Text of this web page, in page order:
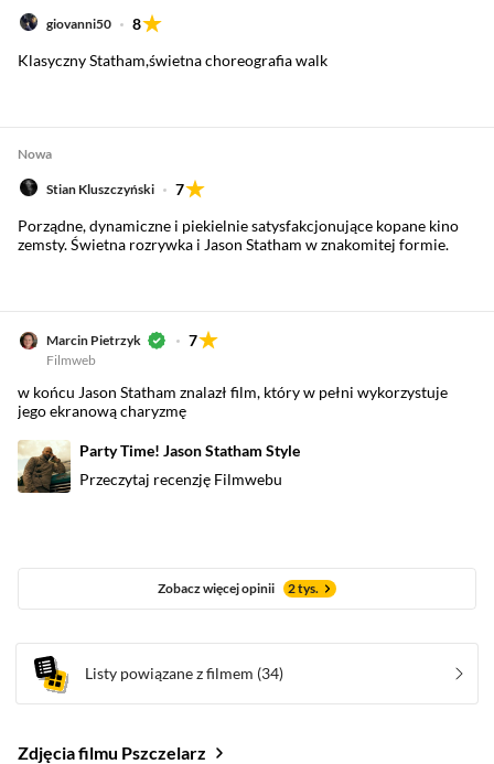
giovanni50
8
Klasyczny Statham,świetna choreografia walk
Nowa
Stian Kluszczyński
7
Porządne, dynamiczne i piekielnie satysfakcjonujące kopane kino
zemsty. Świetna rozrywka i Jason Statham w znakomitej formie.
Marcin Pietrzyk 7
Filmweb
w końcu Jason Statham znalazł film, który w pełni wykorzystuje
jego ekranową charyzmę
Party Time! Jason Statham Style
Przeczytaj recenzję Filmwebu
Zobacz więcej opinii 2 tys.
Listy powiązane z filmem (34)
Zdjęcia filmu Pszczelarz